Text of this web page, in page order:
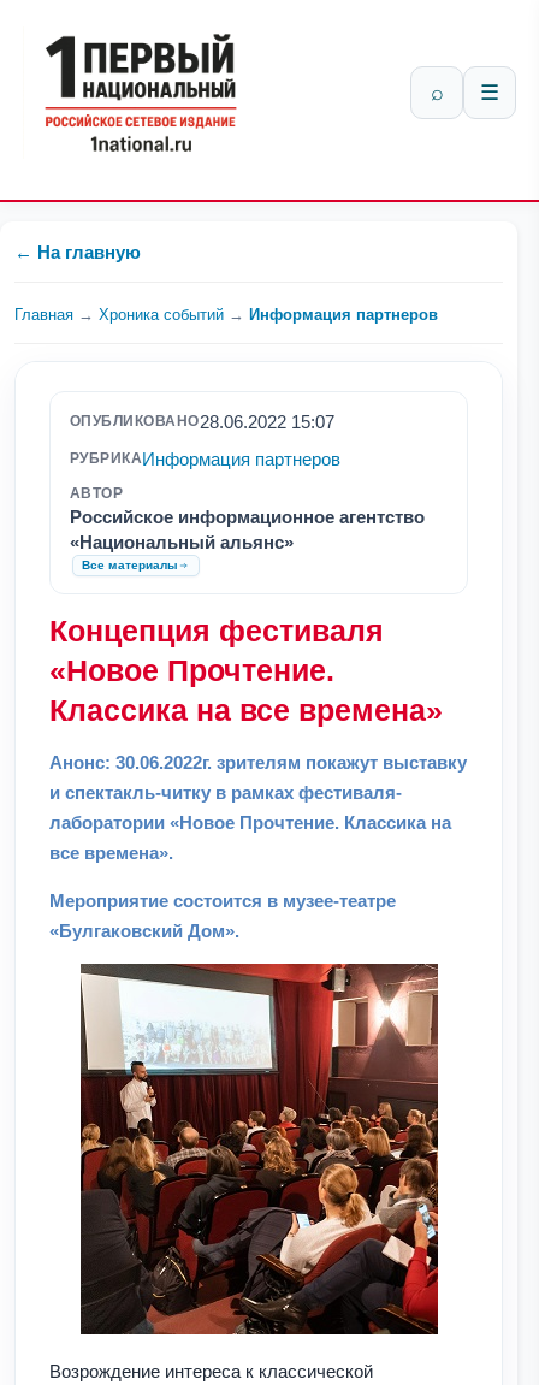
⌕ ☰
← На главную
Главная → Хроника событий → Информация партнеров
ОПУБЛИКОВАНО28.06.2022 15:07
РУБРИКАИнформация партнеров
АВТОР
Российское информационное агентство
«Национальный альянс»
Все материалы
Концепция фестиваля
«Новое Прочтение.
Классика на все времена»
Анонс: 30.06.2022г. зрителям покажут выставку
и спектакль-читку в рамках фестиваля-
лаборатории «Новое Прочтение. Классика на
все времена».
Мероприятие состоится в музее-театре
«Булгаковский Дом».
Возрождение интереса к классической